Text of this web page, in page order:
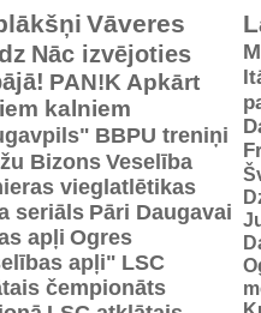
Vāveres
Nāc izvējoties
PAN!K Apkārt
kalniem
BBPU treniņi
BizonsVeselība
vieglatlētikas
seriāls Pāri Daugavai
apļi Ogres
apļi" LSC
čempionāts